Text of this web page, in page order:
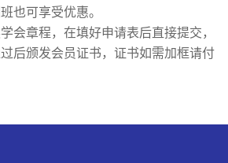
也可享受优惠。
会章程，在填好申请表后直接提交，
后颁发会员证书，证书如需加框请付